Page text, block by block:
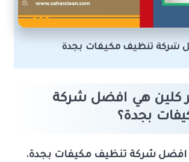
شركة تنظيف مكيفات بجدة
كلين هي افضل شركة
بجدة؟
افضل شركة تنظيف مكيفات بجدة،